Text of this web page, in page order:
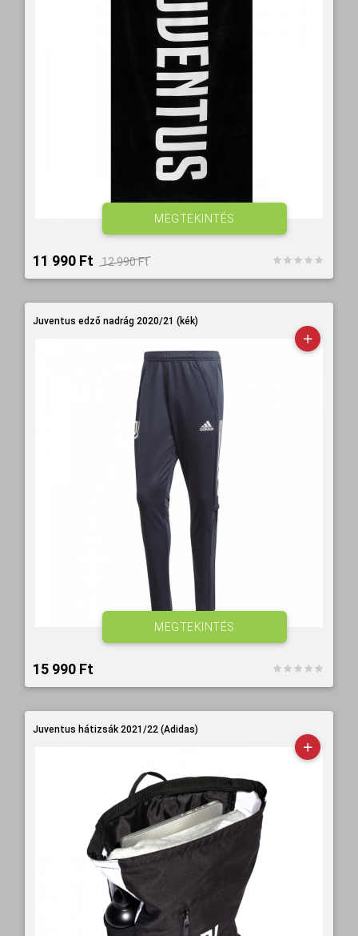
11 990 Ft‎ 12 990 Ft‎
MEGTEKINTÉS
Juventus edző nadrág 2020/21 (kék)
15 990 Ft‎
MEGTEKINTÉS
Juventus hátizsák 2021/22 (Adidas)